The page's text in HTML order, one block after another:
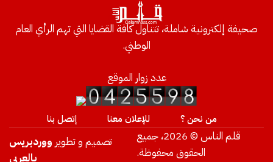
صحيفة إلكترونية شاملة، تتناول كافة القضايا التي تهم الرأي العام
الوطني.
عدد زوار الموقع
من نحن ؟ للإعلان معنا إتصل بنا
قلم الناس © 2026، جميع
الحقوق محفوظة.
تصميم و تطوير ووردبريس
بالعربي